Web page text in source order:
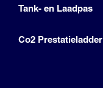
Tank- en Laadpas
Co2 Prestatieladder